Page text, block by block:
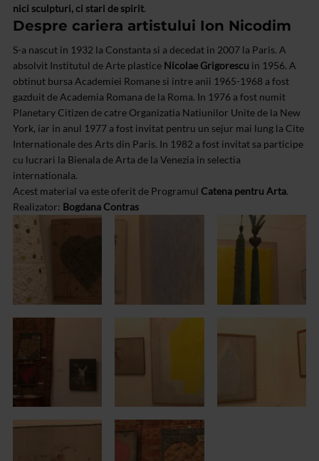
nici sculpturi, ci stari de spirit.
Despre cariera artistului Ion Nicodim
S-a nascut in 1932 la Constanta si a decedat in 2007 la Paris. A
absolvit Institutul de Arte plastice Nicolae Grigorescu in 1956. A
obtinut bursa Academiei Romane si intre anii 1965-1968 a fost
gazduit de Academia Romana de la Roma. In 1976 a fost numit
Planetary Citizen de catre Organizatia Natiunilor Unite de la New
York, iar in anul 1977 a fost invitat pentru un sejur mai lung la Cite
Internationale des Arts din Paris. In 1982 a fost invitat sa participe
cu lucrari la Bienala de Arta de la Venezia in selectia
internationala.
Acest material va este oferit de Programul Catena pentru Arta.
Realizator: Bogdana Contras